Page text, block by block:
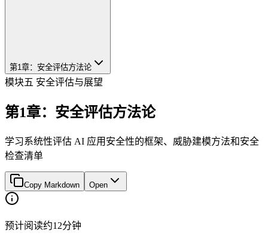
第1章：安全评估方法论
模块五 安全评估与展望
第1章：安全评估方法论
学习系统性评估 AI 应用安全性的框架、威胁建模方法和安全
检查清单
Copy Markdown Open
预计阅读约12分钟